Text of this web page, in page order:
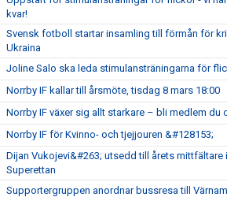
kvar!
Svensk fotboll startar insamling till förmån för
Ukraina
Joline Salo ska leda stimulansträningarna för
Norrby IF kallar till årsmöte, tisdag 8 mars 18:00
Norrby IF växer sig allt starkare – bli medlem du
Norrby IF för Kvinno- och tjejjouren &#128153;
Dijan Vukojevi&#263; utsedd till årets mittfältare i
Superettan
Supportergruppen anordnar bussresa till